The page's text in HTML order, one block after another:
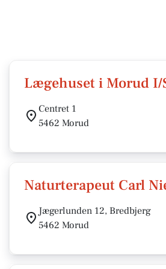
Lægehuset i Morud I/
Centret 1
5462 Morud
Naturterapeut Carl
Jægerlunden 12, Bredbjerg
5462 Morud